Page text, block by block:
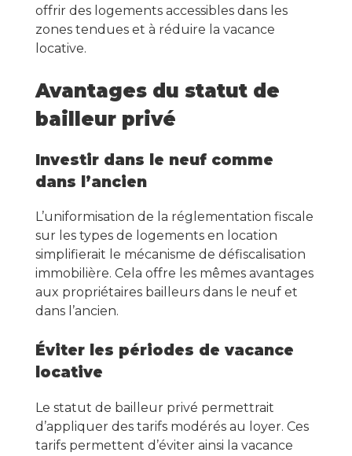
offrir des logements accessibles dans les
zones tendues et à réduire la vacance
locative.
Avantages du statut de
bailleur privé
Investir dans le neuf comme
dans l’ancien
L’uniformisation de la réglementation fiscale
sur les types de logements en location
simplifierait le mécanisme de défiscalisation
immobilière. Cela offre les mêmes avantages
aux propriétaires bailleurs dans le neuf et
dans l’ancien.
Éviter les périodes de vacance
locative
Le statut de bailleur privé permettrait
d’appliquer des tarifs modérés au loyer. Ces
tarifs permettent d’éviter ainsi la vacance